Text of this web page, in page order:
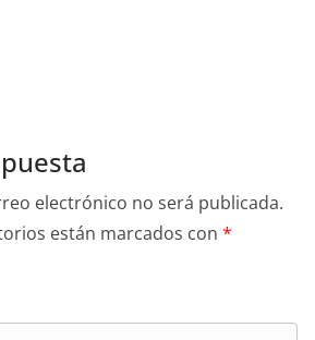
electrónico no será publicada.
están marcados con *